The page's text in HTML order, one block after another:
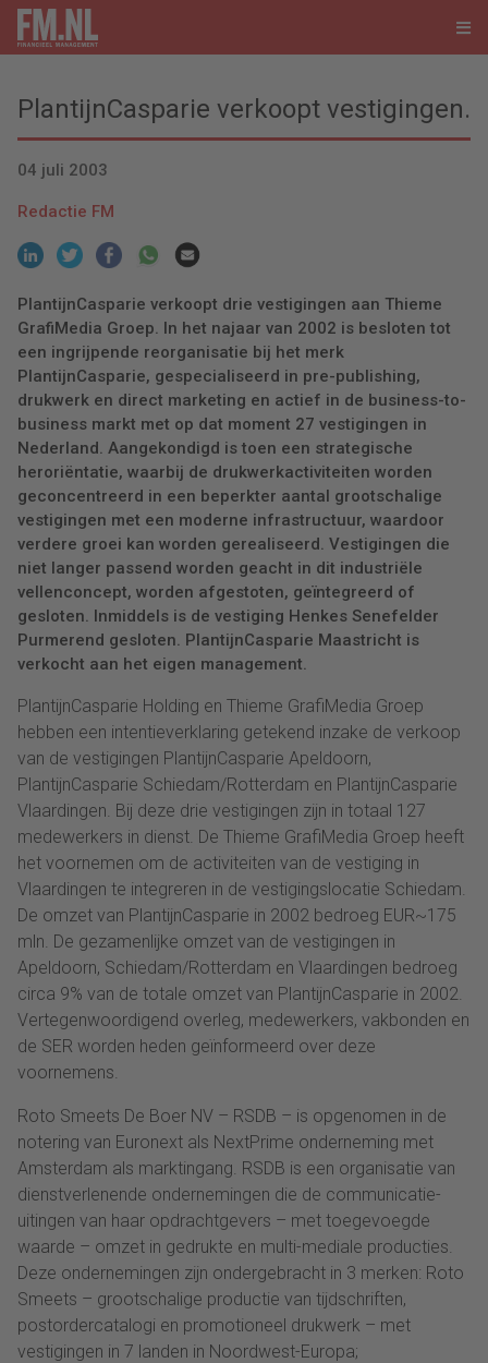
PlantijnCasparie verkoopt vestigingen.
04 juli 2003
Redactie FM
PlantijnCasparie verkoopt drie vestigingen aan Thieme
GrafiMedia Groep. In het najaar van 2002 is besloten tot
een ingrijpende reorganisatie bij het merk
PlantijnCasparie, gespecialiseerd in pre-publishing,
drukwerk en direct marketing en actief in de business-to-
business markt met op dat moment 27 vestigingen in
Nederland. Aangekondigd is toen een strategische
heroriëntatie, waarbij de drukwerkactiviteiten worden
geconcentreerd in een beperkter aantal grootschalige
vestigingen met een moderne infrastructuur, waardoor
verdere groei kan worden gerealiseerd. Vestigingen die
niet langer passend worden geacht in dit industriële
vellenconcept, worden afgestoten, geïntegreerd of
gesloten. Inmiddels is de vestiging Henkes Senefelder
Purmerend gesloten. PlantijnCasparie Maastricht is
verkocht aan het eigen management.
PlantijnCasparie Holding en Thieme GrafiMedia Groep
hebben een intentieverklaring getekend inzake de verkoop
van de vestigingen PlantijnCasparie Apeldoorn,
PlantijnCasparie Schiedam/Rotterdam en PlantijnCasparie
Vlaardingen. Bij deze drie vestigingen zijn in totaal 127
medewerkers in dienst. De Thieme GrafiMedia Groep heeft
het voornemen om de activiteiten van de vestiging in
Vlaardingen te integreren in de vestigingslocatie Schiedam.
De omzet van PlantijnCasparie in 2002 bedroeg EUR~175
mln. De gezamenlijke omzet van de vestigingen in
Apeldoorn, Schiedam/Rotterdam en Vlaardingen bedroeg
circa 9% van de totale omzet van PlantijnCasparie in 2002.
Vertegenwoordigend overleg, medewerkers, vakbonden en
de SER worden heden geïnformeerd over deze
voornemens.
Roto Smeets De Boer NV – RSDB – is opgenomen in de
notering van Euronext als NextPrime onderneming met
Amsterdam als marktingang. RSDB is een organisatie van
dienstverlenende ondernemingen die de communicatie-
uitingen van haar opdrachtgevers – met toegevoegde
waarde – omzet in gedrukte en multi-mediale producties.
Deze ondernemingen zijn ondergebracht in 3 merken: Roto
Smeets – grootschalige productie van tijdschriften,
postordercatalogi en promotioneel drukwerk – met
vestigingen in 7 landen in Noordwest-Europa;